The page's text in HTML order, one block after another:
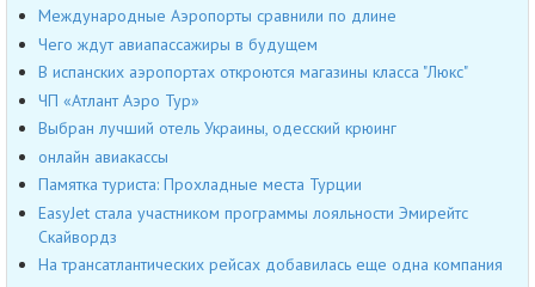
Международные Аэропорты сравнили по длине
Чего ждут авиапассажиры в будущем
В испанских аэропортах откроются магазины класса "Люкс"
ЧП «Атлант Аэро Тур»
Выбран лучший отель Украины, одесский крюинг
онлайн авиакассы
Памятка туриста: Прохладные места Турции
EasyJet стала участником программы лояльности Эмирейтс
Скайвордз
На трансатлантических рейсах добавилась еще одна компания